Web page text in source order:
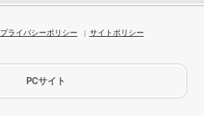
プライバシーポリシー サイトポリシー
PCサイト